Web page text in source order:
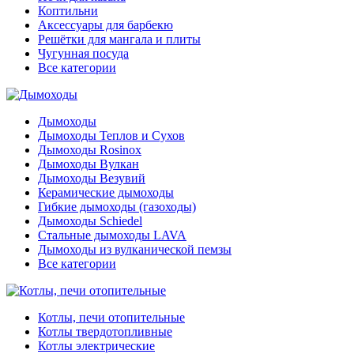
Коптильни
Аксессуары для барбекю
Решётки для мангала и плиты
Чугунная посуда
Все категории
Дымоходы
Дымоходы Теплов и Сухов
Дымоходы Rosinox
Дымоходы Вулкан
Дымоходы Везувий
Керамические дымоходы
Гибкие дымоходы (газоходы)
Дымоходы Schiedel
Стальные дымоходы LAVA
Дымоходы из вулканической пемзы
Все категории
Котлы, печи отопительные
Котлы твердотопливные
Котлы электрические